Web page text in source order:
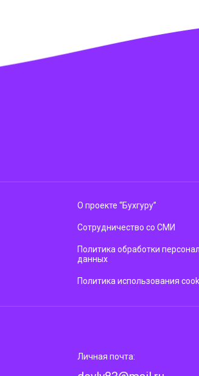
О проекте “Бухгуру”
Сотрудничество со СМИ
Политика обработки
данных
Политика использования
Личная почта: